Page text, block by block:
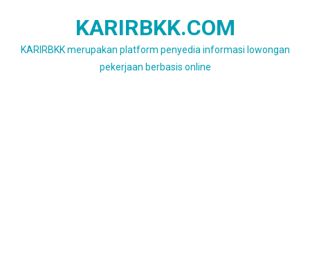
KARIRBKK.COM
KARIRBKK merupakan platform penyedia informasi lowongan
pekerjaan berbasis online